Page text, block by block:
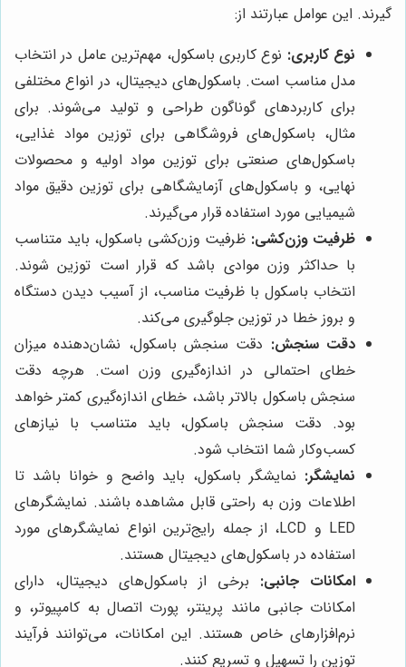
گیرند. این عوامل عبارتند از:
نوع کاربری: نوع کاربری باسکول، مهم‌ترین عامل در انتخاب
مدل مناسب است. باسکول‌های دیجیتال، در انواع مختلفی
برای کاربردهای گوناگون طراحی و تولید می‌شوند. برای
مثال، باسکول‌های فروشگاهی برای توزین مواد غذایی،
باسکول‌های صنعتی برای توزین مواد اولیه و محصولات
نهایی، و باسکول‌های آزمایشگاهی برای توزین دقیق مواد
شیمیایی مورد استفاده قرار می‌گیرند.
ظرفیت وزن‌کشی: ظرفیت وزن‌کشی باسکول، باید متناسب
با حداکثر وزن موادی باشد که قرار است توزین شوند.
انتخاب باسکول با ظرفیت مناسب، از آسیب دیدن دستگاه
و بروز خطا در توزین جلوگیری می‌کند.
دقت سنجش: دقت سنجش باسکول، نشان‌دهنده میزان
خطای احتمالی در اندازه‌گیری وزن است. هرچه دقت
سنجش باسکول بالاتر باشد، خطای اندازه‌گیری کمتر خواهد
بود. دقت سنجش باسکول، باید متناسب با نیازهای
کسب‌وکار شما انتخاب شود.
نمایشگر: نمایشگر باسکول، باید واضح و خوانا باشد تا
اطلاعات وزن به راحتی قابل مشاهده باشند. نمایشگرهای
LED و LCD، از جمله رایج‌ترین انواع نمایشگرهای مورد
استفاده در باسکول‌های دیجیتال هستند.
امکانات جانبی: برخی از باسکول‌های دیجیتال، دارای
امکانات جانبی مانند پرینتر، پورت اتصال به کامپیوتر، و
نرم‌افزارهای خاص هستند. این امکانات، می‌توانند فرآیند
توزین را تسهیل و تسریع کنند.